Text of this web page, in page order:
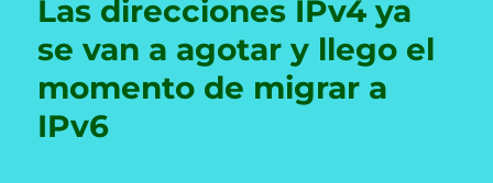
Las direcciones IPv4 ya
se van a agotar y llego el
momento de migrar a
IPv6